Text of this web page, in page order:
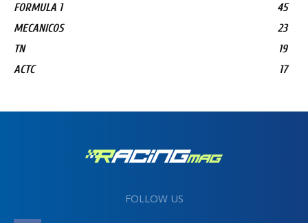
FORMULA 1
45
MECANICOS
23
TN
19
ACTC
17
FOLLOW US